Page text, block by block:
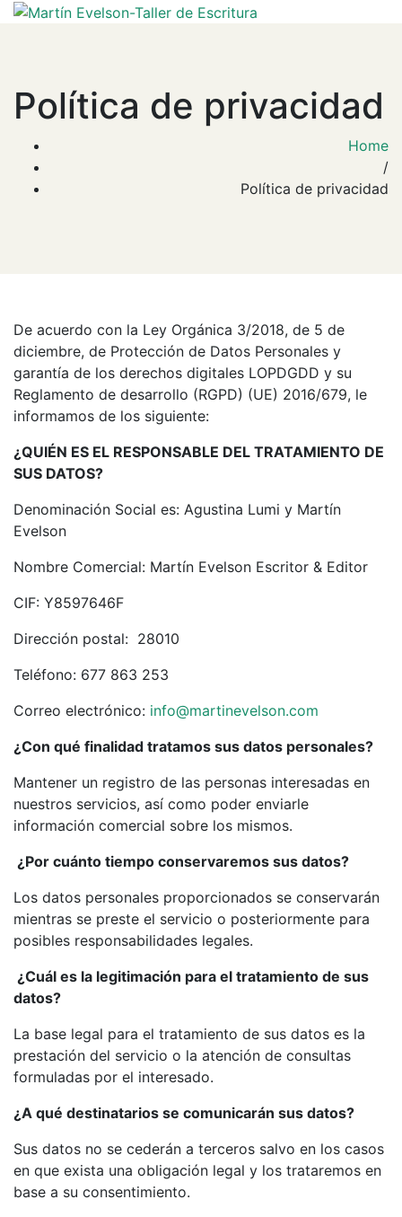
Política de privacidad
Home
/
Política de privacidad
De acuerdo con la Ley Orgánica 3/2018, de 5 de
diciembre, de Protección de Datos Personales y
garantía de los derechos digitales LOPDGDD y su
Reglamento de desarrollo (RGPD) (UE) 2016/679, le
informamos de los siguiente:
¿QUIÉN ES EL RESPONSABLE DEL TRATAMIENTO DE
SUS DATOS?
Denominación Social es: Agustina Lumi y Martín
Evelson
Nombre Comercial: Martín Evelson Escritor & Editor
CIF: Y8597646F
Dirección postal: 28010
Teléfono: 677 863 253
Correo electrónico: info@martinevelson.com
¿Con qué finalidad tratamos sus datos personales?
Mantener un registro de las personas interesadas en
nuestros servicios, así como poder enviarle
información comercial sobre los mismos.
¿Por cuánto tiempo conservaremos sus datos?
Los datos personales proporcionados se conservarán
mientras se preste el servicio o posteriormente para
posibles responsabilidades legales.
¿Cuál es la legitimación para el tratamiento de sus
datos?
La base legal para el tratamiento de sus datos es la
prestación del servicio o la atención de consultas
formuladas por el interesado.
¿A qué destinatarios se comunicarán sus datos?
Sus datos no se cederán a terceros salvo en los casos
en que exista una obligación legal y los trataremos en
base a su consentimiento.